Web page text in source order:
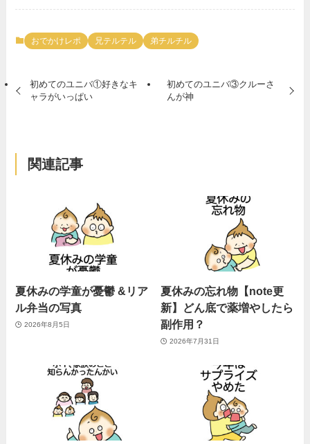
おでかけレポ 兄テルテル 弟チルチル
初めてのユニバ①好きなキ
ャラがいっぱい
初めてのユニバ③クルーさ
んが神
関連記事
夏休みの学童が憂鬱 &リア
ル弁当の写真
2026年8月5日
夏休みの忘れ物【note更
新】どん底で薬増やしたら
副作用？
2026年7月31日